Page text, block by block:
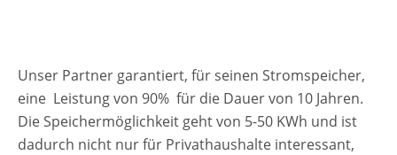
Unser Partner garantiert, für seinen Stromspeicher,
eine Leistung von 90% für die Dauer von 10 Jahren.
Die Speichermöglichkeit geht von 5-50 KWh und ist
dadurch nicht nur für Privathaushalte interessant,